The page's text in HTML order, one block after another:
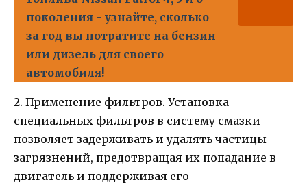
поколения - узнайте, сколько
за год вы потратите на бензин
или дизель для своего
автомобиля!
2. Применение фильтров. Установка
специальных фильтров в систему смазки
позволяет задерживать и удалять частицы
загрязнений, предотвращая их попадание в
двигатель и поддерживая его